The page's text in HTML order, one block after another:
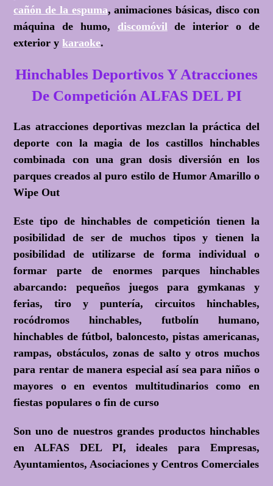
cañón de la espuma, animaciones básicas, disco con
máquina de humo, discomóvilde interior o de
exterior ykaraoke.
Hinchables Deportivos Y Atracciones
De Competición ALFAS DEL PI
Las atracciones deportivas mezclan la práctica del
deporte con la magia de los castillos hinchables
combinada con una gran dosis diversión en los
parques creados al puro estilo de Humor Amarillo o
Wipe Out
Este tipo de hinchables de competición tienen la
posibilidad de ser de muchos tipos y tienen la
posibilidad de utilizarse de forma individual o
formar parte de enormes parques hinchables
abarcando: pequeños juegos para gymkanas y
ferias, tiro y puntería, circuitos hinchables,
rocódromos hinchables, futbolín humano,
hinchables de fútbol, baloncesto, pistas americanas,
rampas, obstáculos, zonas de salto y otros muchos
para rentar de manera especial así sea para niños o
mayores o en eventos multitudinarios como en
fiestas populares o fin de curso
Son uno de nuestros grandes productos hinchables
en ALFAS DEL PI, ideales para Empresas,
Ayuntamientos, Asociaciones y Centros Comerciales